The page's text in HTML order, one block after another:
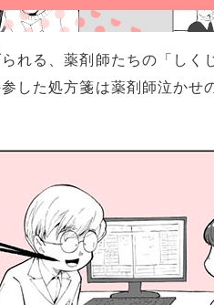
れる、薬剤師たちの「し
した処方箋は薬剤師泣かせ